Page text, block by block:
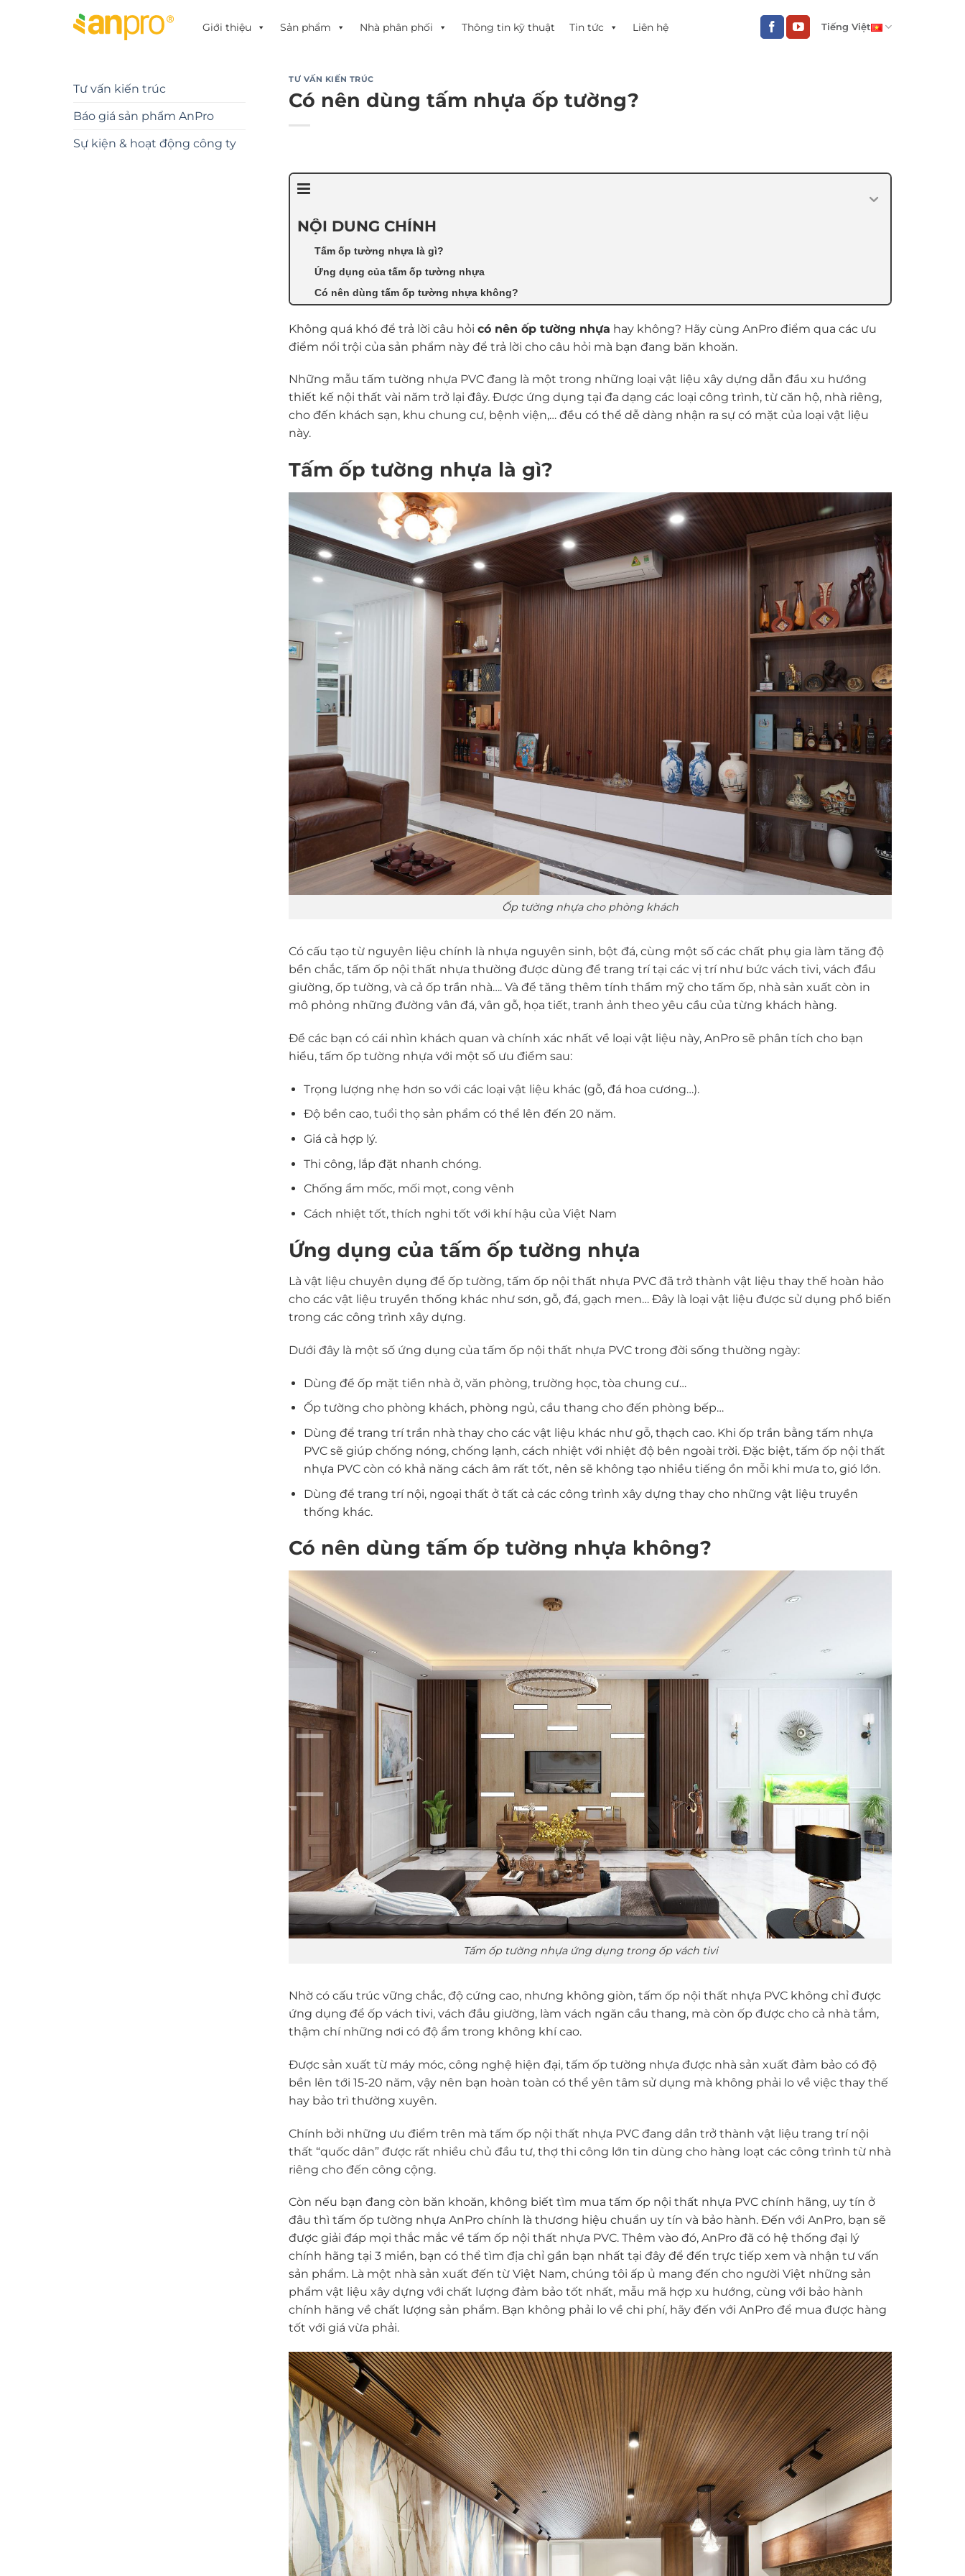
Giới thiệu Sản phẩm Nhà phân phối Thông tin kỹ thuật Tin tức Liên hệ Tiếng Việt
Tư vấn kiến trúc
Báo giá sản phẩm AnPro
Sự kiện & hoạt động công ty
TƯ VẤN KIẾN TRÚC
Có nên dùng tấm nhựa ốp tường?
NỘI DUNG CHÍNH
Tấm ốp tường nhựa là gì?
Ứng dụng của tấm ốp tường nhựa
Có nên dùng tấm ốp tường nhựa không?
Không quá khó để trả lời câu hỏi có nên ốp tường nhựa hay không? Hãy cùng AnPro điểm qua các ưu
điểm nổi trội của sản phẩm này để trả lời cho câu hỏi mà bạn đang băn khoăn.
Những mẫu tấm tường nhựa PVC đang là một trong những loại vật liệu xây dựng dẫn đầu xu hướng
thiết kế nội thất vài năm trở lại đây. Được ứng dụng tại đa dạng các loại công trình, từ căn hộ, nhà riêng,
cho đến khách sạn, khu chung cư, bệnh viện,… đều có thể dễ dàng nhận ra sự có mặt của loại vật liệu
này.
Tấm ốp tường nhựa là gì?
Ốp tường nhựa cho phòng khách
Có cấu tạo từ nguyên liệu chính là nhựa nguyên sinh, bột đá, cùng một số các chất phụ gia làm tăng độ
bền chắc, tấm ốp nội thất nhựa thường được dùng để trang trí tại các vị trí như bức vách tivi, vách đầu
giường, ốp tường, và cả ốp trần nhà…. Và để tăng thêm tính thẩm mỹ cho tấm ốp, nhà sản xuất còn in
mô phỏng những đường vân đá, vân gỗ, họa tiết, tranh ảnh theo yêu cầu của từng khách hàng.
Để các bạn có cái nhìn khách quan và chính xác nhất về loại vật liệu này, AnPro sẽ phân tích cho bạn
hiểu, tấm ốp tường nhựa với một số ưu điểm sau:
Trọng lượng nhẹ hơn so với các loại vật liệu khác (gỗ, đá hoa cương…).
Độ bền cao, tuổi thọ sản phẩm có thể lên đến 20 năm.
Giá cả hợp lý.
Thi công, lắp đặt nhanh chóng.
Chống ẩm mốc, mối mọt, cong vênh
Cách nhiệt tốt, thích nghi tốt với khí hậu của Việt Nam
Ứng dụng của tấm ốp tường nhựa
Là vật liệu chuyên dụng để ốp tường, tấm ốp nội thất nhựa PVC đã trở thành vật liệu thay thế hoàn hảo
cho các vật liệu truyền thống khác như sơn, gỗ, đá, gạch men… Đây là loại vật liệu được sử dụng phổ biến
trong các công trình xây dựng.
Dưới đây là một số ứng dụng của tấm ốp nội thất nhựa PVC trong đời sống thường ngày:
Dùng để ốp mặt tiền nhà ở, văn phòng, trường học, tòa chung cư…
Ốp tường cho phòng khách, phòng ngủ, cầu thang cho đến phòng bếp…
Dùng để trang trí trần nhà thay cho các vật liệu khác như gỗ, thạch cao. Khi ốp trần bằng tấm nhựa
PVC sẽ giúp chống nóng, chống lạnh, cách nhiệt với nhiệt độ bên ngoài trời. Đặc biệt, tấm ốp nội thất
nhựa PVC còn có khả năng cách âm rất tốt, nên sẽ không tạo nhiều tiếng ồn mỗi khi mưa to, gió lớn.
Dùng để trang trí nội, ngoại thất ở tất cả các công trình xây dựng thay cho những vật liệu truyền
thống khác.
Có nên dùng tấm ốp tường nhựa không?
Tấm ốp tường nhựa ứng dụng trong ốp vách tivi
Nhờ có cấu trúc vững chắc, độ cứng cao, nhưng không giòn, tấm ốp nội thất nhựa PVC không chỉ được
ứng dụng để ốp vách tivi, vách đầu giường, làm vách ngăn cầu thang, mà còn ốp được cho cả nhà tắm,
thậm chí những nơi có độ ẩm trong không khí cao.
Được sản xuất từ máy móc, công nghệ hiện đại, tấm ốp tường nhựa được nhà sản xuất đảm bảo có độ
bền lên tới 15-20 năm, vậy nên bạn hoàn toàn có thể yên tâm sử dụng mà không phải lo về việc thay thế
hay bảo trì thường xuyên.
Chính bởi những ưu điểm trên mà tấm ốp nội thất nhựa PVC đang dần trở thành vật liệu trang trí nội
thất “quốc dân” được rất nhiều chủ đầu tư, thợ thi công lớn tin dùng cho hàng loạt các công trình từ nhà
riêng cho đến công cộng.
Còn nếu bạn đang còn băn khoăn, không biết tìm mua tấm ốp nội thất nhựa PVC chính hãng, uy tín ở
đâu thì tấm ốp tường nhựa AnPro chính là thương hiệu chuẩn uy tín và bảo hành. Đến với AnPro, bạn sẽ
được giải đáp mọi thắc mắc về tấm ốp nội thất nhựa PVC. Thêm vào đó, AnPro đã có hệ thống đại lý
chính hãng tại 3 miền, bạn có thể tìm địa chỉ gần bạn nhất tại đây để đến trực tiếp xem và nhận tư vấn
sản phẩm. Là một nhà sản xuất đến từ Việt Nam, chúng tôi ấp ủ mang đến cho người Việt những sản
phẩm vật liệu xây dựng với chất lượng đảm bảo tốt nhất, mẫu mã hợp xu hướng, cùng với bảo hành
chính hãng về chất lượng sản phẩm. Bạn không phải lo về chi phí, hãy đến với AnPro để mua được hàng
tốt với giá vừa phải.